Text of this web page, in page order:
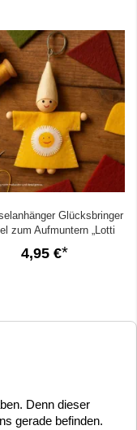
Glücksbringer
zum Aufmuntern „Lotti
Sonnenschein“
4,95 €
Denn dieser
gerade befinden.